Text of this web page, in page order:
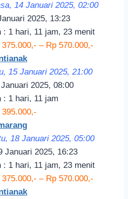
14 Januari 2025, 02:00
2025, 13:23
: 1 hari, 11 jam, 23 menit
– Rp 570.000,-
15 Januari 2025, 21:00
2025, 08:00
: 1 hari, 11 jam
18 Januari 2025, 05:00
Januari 2025, 16:23
: 1 hari, 11 jam, 23 menit
– Rp 570.000,-